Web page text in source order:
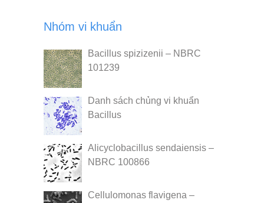
Nhóm vi khuẩn
Bacillus spizizenii – NBRC
101239
Danh sách chủng vi khuẩn
Bacillus
Alicyclobacillus sendaiensis –
NBRC 100866
Cellulomonas flavigena –